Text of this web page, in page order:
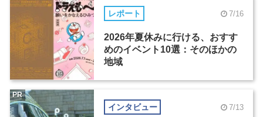
レポート 7/16
2026年夏休みに行ける、おすす
めのイベント10選：そのほかの
地域
インタビュー 7/13
PR